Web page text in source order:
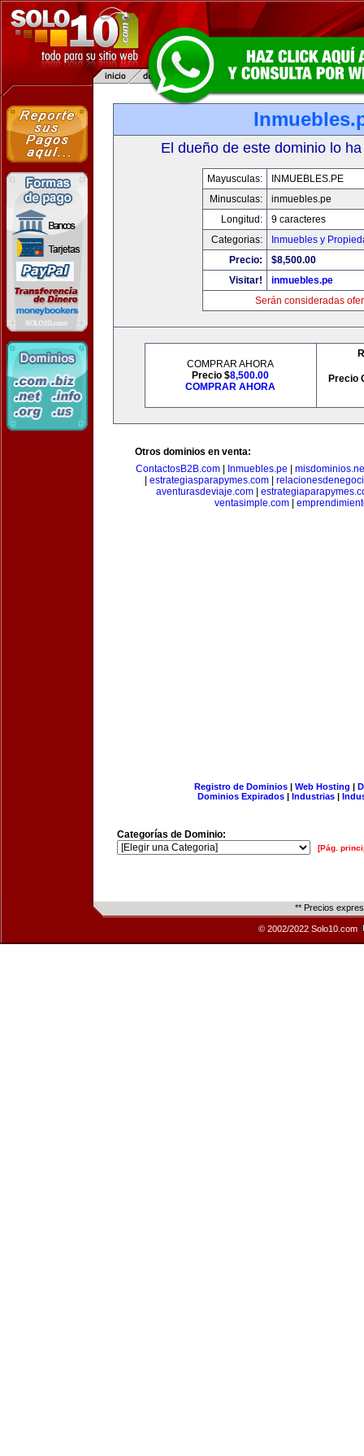
El dueño de este dominio lo
Mayusculas:
INMUEBLES.PE
Minusculas:
inmuebles.pe
Longitud:
9 caracteres
Categorias:
Inmuebles y
Precio:
$8,500.00
Visitar!
inmuebles.pe
Serán consideradas
COMPRAR AHORA
Precio $8,500.00
COMPRAR AHORA
Precio
Otros dominios en venta:
ContactosB2B.com
Inmuebles.pe
estrategiasparapymes.com
aventurasdeviaje.com|
ventasimple.com|
Registro de Dominios| Web Hosting |
Dominios Expirados | Industrias |
Categorías de Dominio:
[Pág.
** Precios
© 2002/2022 Solo10.com